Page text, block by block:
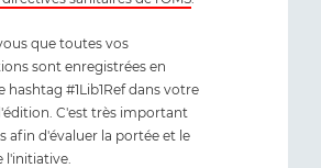
que toutes vos
sont enregistrées en
hashtag #1Lib1Ref dans votre
C'est très important
afin d'évaluer la portée et le
l'initiative.